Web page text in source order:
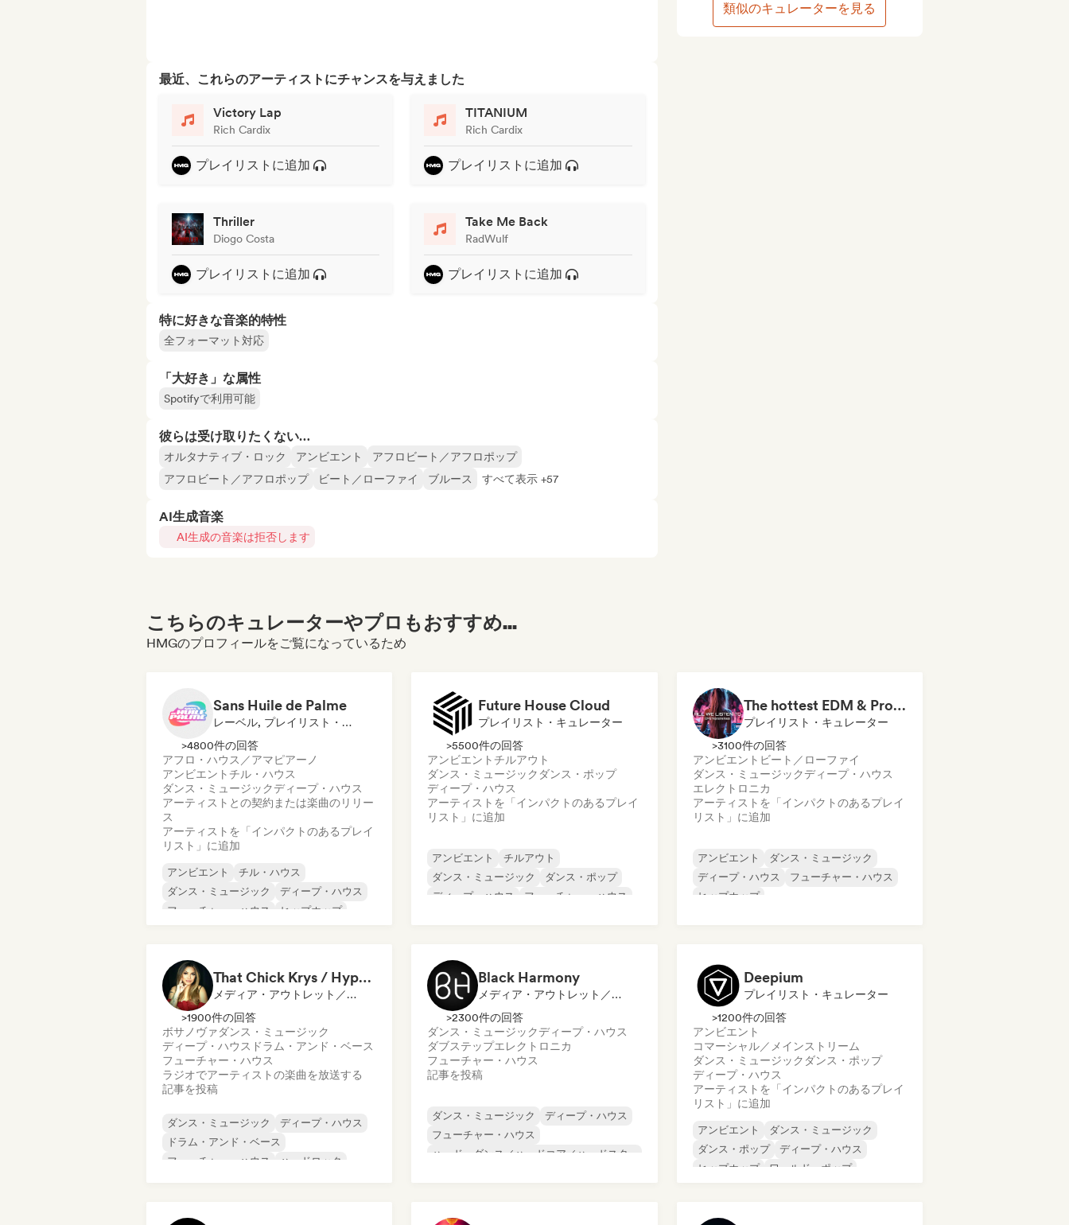
最近、これらのアーティストにチャンスを与えました
Victory Lap
Rich Cardix
プレイリストに追加
TITANIUM
Rich Cardix
プレイリストに追加
Thriller
Diogo Costa
プレイリストに追加
Take Me Back
RadWulf
プレイリストに追加
特に好きな音楽的特性
全フォーマット対応
「大好き」な属性
Spotifyで利用可能
彼らは受け取りたくない…
オルタナティブ・ロック アンビエント
アフロビート／アフロポップ
アフロビート／アフロポップ
ビート／ローファイ ブルース すべて表示 +57
AI生成音楽
AI生成の音楽は拒否します
類似のキュレーターを見る
こちらのキュレーターやプロもおすすめ...
HMGのプロフィールをご覧になっているため
Sans Huile de Palme
レーベル, プレイリスト・キュレーター
>4800件の回答
アフロ・ハウス／アマピアーノ
アンビエント チル・ハウス
ダンス・ミュージックディープ・ハウス
アーティストとの契約または楽曲のリリー
ス
アーティストを「インパクトのあるプレイ
リスト」に追加
アンビエント
チル・ハウス
ダンス・ミュージック
ディープ・ハウス
フューチャー・ハウス
ヒップホップ
Future House Cloud
プレイリスト・キュレーター
>5500件の回答
アンビエント チルアウト
ダンス・ミュージック ダンス・ポップ
ディープ・ハウス
アーティストを「インパクトのあるプレイ
リスト」に追加
アンビエント
チルアウト
ダンス・ミュージック
ダンス・ポップ
ディープ・ハウス
フューチャー・ハウス
The hottest EDM & Progressive House tracks on the planet! 🌍
プレイリスト・キュレーター
>3100件の回答
アンビエント ビート／ローファイ
ダンス・ミュージックディープ・ハウス
エレクトロニカ
アーティストを「インパクトのあるプレイ
リスト」に追加
アンビエント
ダンス・ミュージック
ディープ・ハウス
フューチャー・ハウス
ヒップホップ
That Chick Krys / Hypernova Radio
メディア・アウトレット／ジャーナリスト, ラジオ局
>1900件の回答
ボサノヴァダンス・ミュージック
ディープ・ハウス ドラム・アンド・ベース
フューチャー・ハウス
ラジオでアーティストの楽曲を放送する
記事を投稿
ダンス・ミュージック
ディープ・ハウス
ドラム・アンド・ベース
フューチャー・ハウス
ハードロック
Black Harmony
メディア・アウトレット／ジャーナリスト
>2300件の回答
ダンス・ミュージックディープ・ハウス
ダブステップエレクトロニカ
フューチャー・ハウス
記事を投稿
ダンス・ミュージック
ディープ・ハウス
フューチャー・ハウス
ハード・ダンス／ハードコア／ハードスタ
Deepium
プレイリスト・キュレーター
>1200件の回答
アンビエント
コマーシャル／メインストリーム
ダンス・ミュージック ダンス・ポップ
ディープ・ハウス
アーティストを「インパクトのあるプレイ
リスト」に追加
アンビエント
ダンス・ミュージック
ダンス・ポップ
ディープ・ハウス
ヒップホップ
ワールド・ポップ